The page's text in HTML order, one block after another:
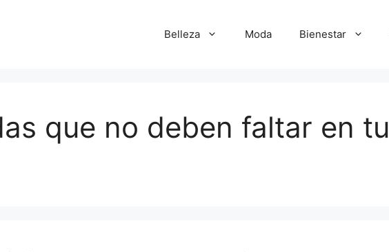
Belleza Moda Bienestar
que no deben faltar en tu